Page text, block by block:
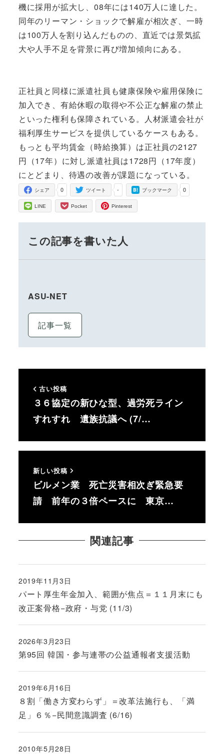
機に採用が拡大し、08年には140万人に達した。
同年のリーマン・ショックで解雇が相次ぎ、一時
は100万人を割り込んだものの、直近では景気拡
大や人手不足を背景に再び増加傾向にある。
正社員と同様に派遣社員も健康保険や雇用保険に
加入でき、有給休暇の取得や不公正な解雇の禁止
といった権利も保障されている。人材派遣会社が
福利厚生サービスを提供しているケースもある。
もっとも平均賃金（時給換算）は正社員の2127
円（17年）に対し派遣社員は1728円（17年度）
にとどまり、待遇の改善が課題になっている。
0
シェア -
ツイート 0
ブックマーク
LINE Pocket Pinterest
この記事を書いた人
ASU-NET
記事一覧
古い投稿
３６協定の新ひな型、過労死ライン
すれすれ 遺族抗議へ (7/…
新しい投稿
ビルメン業 死亡災害相次ぎ緊急要
請 前年の３倍ペースに 東京…
関連記事
パート厚生年金加入、範囲が焦点＝１１月末にも
改正案骨格−政府・与党 (11/3)
投稿日
2019年11月3日
第95回 韓国・参与連帯の公益通報者支援活動
投稿日
2026年3月23日
８割「働き方変わらず」＝改革法施行も、「満
足」６％−民間意識調査 (6/16)
投稿日
2019年6月16日
2010年5月28日